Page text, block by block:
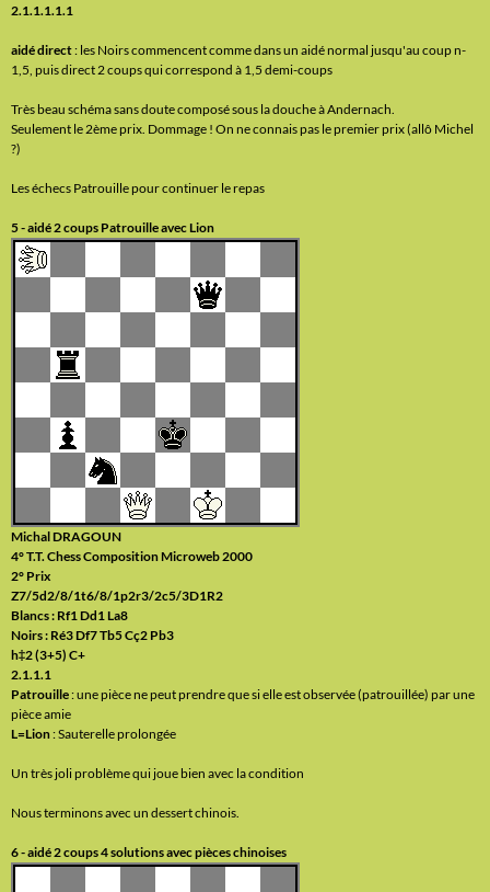
2.1.1.1.1.1
aidé direct: les Noirs commencent comme dans un aidé normal jusqu'au coup n-
1,5, puis direct 2 coups qui correspond à 1,5 demi-coups
Très beau schéma sans doute composé sous la douche à Andernach.
Seulement le 2ème prix. Dommage ! On ne connais pas le premier prix (allô Michel
?)
Les échecs Patrouille pour continuer le repas
5 - aidé 2 coups Patrouille avec Lion
Michal DRAGOUN
4° T.T. Chess Composition Microweb 2000
2° Prix
Z7/5d2/8/1t6/8/1p2r3/2c5/3D1R2
Blancs : Rf1 Dd1 La8
Noirs : Ré3 Df7 Tb5 Cç2 Pb3
h‡2 (3+5) C+
2.1.1.1
Patrouille: une pièce ne peut prendre que si elle est observée (patrouillée) par une
pièce amie
L=Lion: Sauterelle prolongée
Un très joli problème qui joue bien avec la condition
Nous terminons avec un dessert chinois.
6 - aidé 2 coups 4 solutions avec pièces chinoises